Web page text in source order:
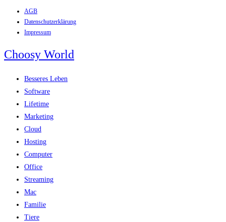
Inhalt
springen
AGB
Datenschutzerklärung
Impressum
Choosy World
Besseres Leben
Software
Lifetime
Marketing
Cloud
Hosting
Computer
Office
Streaming
Mac
Familie
Tiere